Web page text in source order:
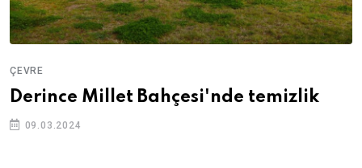
ÇEVRE
Derince Millet Bahçesi'nde temizlik
09.03.2024